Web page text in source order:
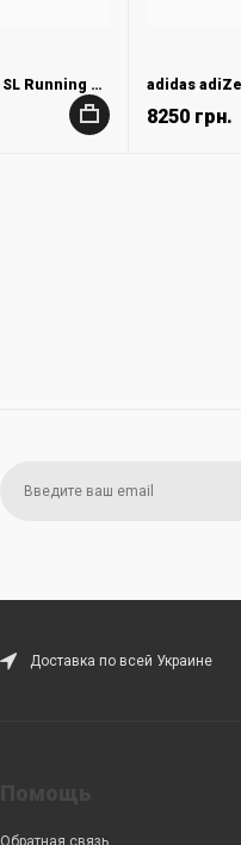
adidas adiZero Evo SL Running Shoes
+ 8250 грн.
Доставка по всей Украине
Обратная связь